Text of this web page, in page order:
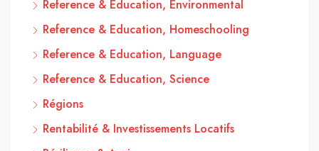
Reference & Education, Environmental
Reference & Education, Homeschooling
Reference & Education, Language
Reference & Education, Science
Régions
Rentabilité & Investissements Locatifs